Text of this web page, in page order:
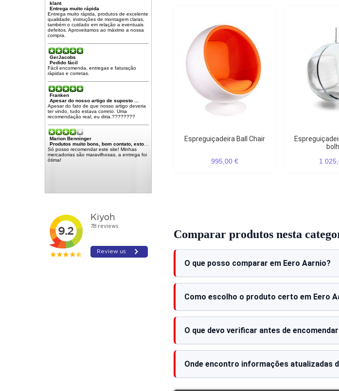
Espreguiçadeira Ball Chair
995,00 €
Espreguiçadeira cadeira da
1
Comparar produtos nesta
O que posso comparar em Eero Aarnio?
Como escolho o produto certo em Eero
O que devo verificar antes de
Onde encontro informações atualizadas
klant
Entrega muito rápida
Entrega muito rápida, produtos de excelente
qualidade, instruções de montagem claras,
também o cuidado em relação a eventuais
defeitos. Aproveitamos ao máximo a nossa
compra.
GerJacobs
Pedido fácil
Fácil encomenda, entregas e faturação
rápidas e corretas.
Franken
Apesar do nosso artigo de suposto ...
Apesar do fato de que nosso artigo deveria
ter vindo, tudo estava correto. Uma
recomendação real, eu diria.????????
Marion Benninger
Produtos muito bons, bom contato, estou muito satisfeito
Só posso recomendar este site! Minhas
mercadorias são maravilhosas, a entrega foi
ótima!